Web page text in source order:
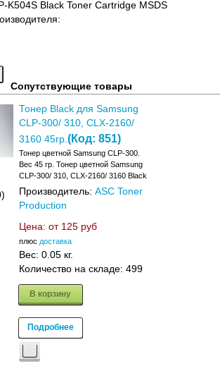
K504S Black Toner Cartridge MSDS
Сопутствующие товары
Тонер Black для Samsung
CLP-300/ 310, CLX-2160/
3160 45гр.(Код: 851)
Тонер цветной Samsung CLP-300.
Вес 45 гр. Тонер цветной Samsung
CLP-300/ 310, CLX-2160/ 3160 Black
Производитель: ASC Toner
Production
Цена: от 125 руб
плюс доставка
Вес: 0.05 кг.
Количество на складе: 499
В корзину
Подробнее